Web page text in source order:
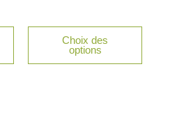
Choix des
options